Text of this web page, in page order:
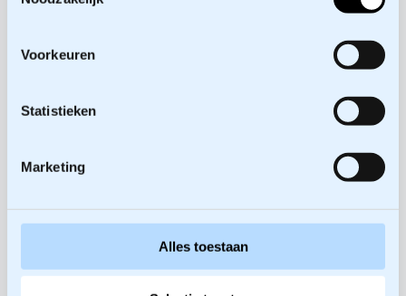
Voorkeuren
Statistieken
Marketing
Alles toestaan